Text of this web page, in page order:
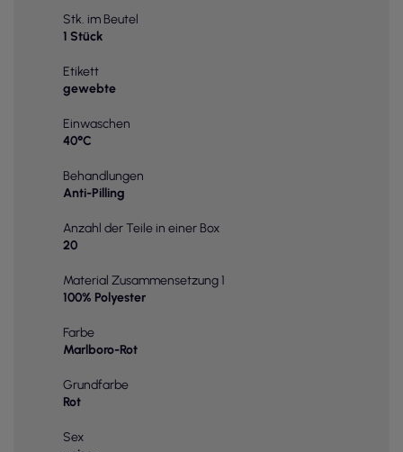
Stk. im Beutel
1 Stück
Etikett
gewebte
Einwaschen
40°C
Behandlungen
Anti-Pilling
Anzahl der Teile in einer Box
20
Material Zusammensetzung 1
100% Polyester
Farbe
Marlboro-Rot
Grundfarbe
Rot
Sex